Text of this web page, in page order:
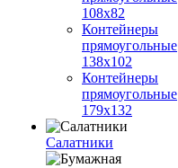
108х82
Контейнеры
прямоугольные
138х102
Контейнеры
прямоугольные
179х132
Салатники